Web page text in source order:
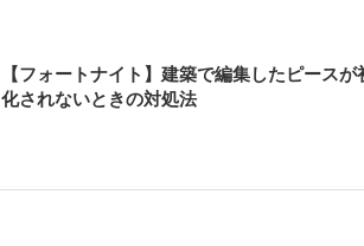
【フォートナイト】建築で編集したピースが
化されないときの対処法